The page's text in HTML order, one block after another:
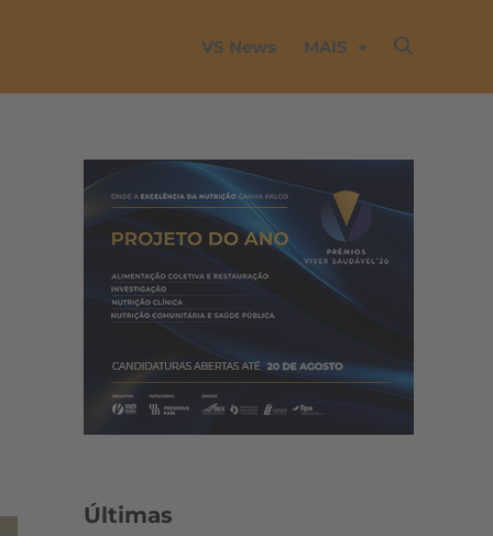
VS News MAIS
Últimas